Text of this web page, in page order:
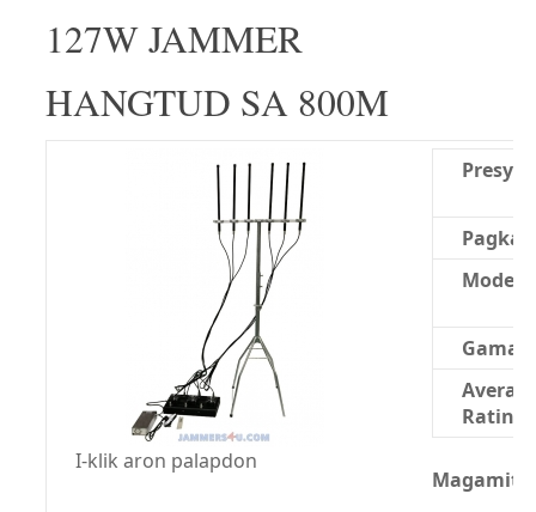
127W JAMMER
HANGTUD SA 800M
I-klik aron palapdon
Presyo:
Gama:
Rating:
Magamit